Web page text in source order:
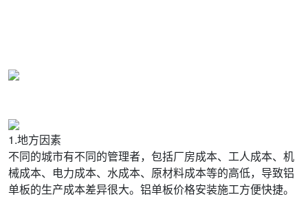
1.地方因素
不同的城市有不同的管理者，包括厂房成本、工人成本、机
械成本、电力成本、水成本、原材料成本等的高低，导致铝
单板的生产成本差异很大。铝单板价格安装施工方便快捷。